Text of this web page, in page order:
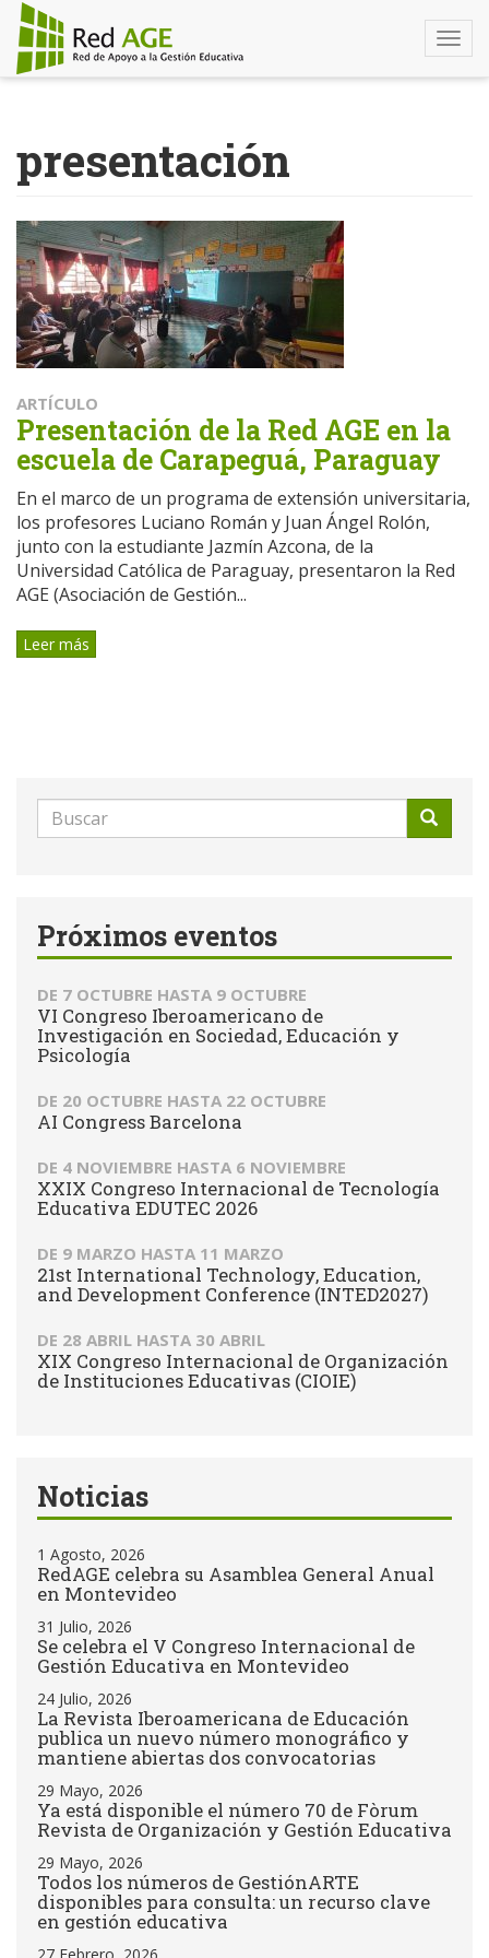
contenido
principal
presentación
ARTÍCULO
Presentación de la Red AGE en la
escuela de Carapeguá, Paraguay
En el marco de un programa de extensión universitaria,
los profesores Luciano Román y Juan Ángel Rolón,
junto con la estudiante Jazmín Azcona, de la
Universidad Católica de Paraguay, presentaron la Red
AGE (Asociación de Gestión...
Leer más
Formulario
de
Próximos eventos
DE 7 OCTUBRE HASTA 9 OCTUBRE
VI Congreso Iberoamericano de
Investigación en Sociedad, Educación y
Psicología
DE 20 OCTUBRE HASTA 22 OCTUBRE
AI Congress Barcelona
DE 4 NOVIEMBRE HASTA 6 NOVIEMBRE
XXIX Congreso Internacional de Tecnología
Educativa EDUTEC 2026
DE 9 MARZO HASTA 11 MARZO
21st International Technology, Education,
and Development Conference (INTED2027)
DE 28 ABRIL HASTA 30 ABRIL
XIX Congreso Internacional de Organización
de Instituciones Educativas (CIOIE)
Noticias
1 Agosto, 2026
RedAGE celebra su Asamblea General Anual
en Montevideo
31 Julio, 2026
Se celebra el V Congreso Internacional de
Gestión Educativa en Montevideo
24 Julio, 2026
La Revista Iberoamericana de Educación
publica un nuevo número monográfico y
mantiene abiertas dos convocatorias
29 Mayo, 2026
Ya está disponible el número 70 de Fòrum
Revista de Organización y Gestión Educativa
29 Mayo, 2026
Todos los números de GestiónARTE
disponibles para consulta: un recurso clave
en gestión educativa